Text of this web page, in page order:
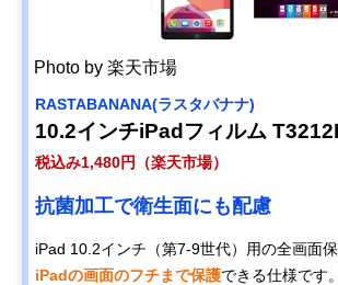
Photo by 楽天市場
RASTABANANA(ラスタバナナ)
10.2インチiPadフィルム
税込み1,480円（楽天市場）
抗菌加工で衛生面にも配慮
iPad 10.2インチ（第7-9世代）用の全画面保
iPadの画面のフチまで保護できる仕様です。